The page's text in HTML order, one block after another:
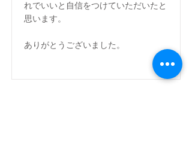
れでいいと自信をつけていただいたと
思います。
ありがとうございました。